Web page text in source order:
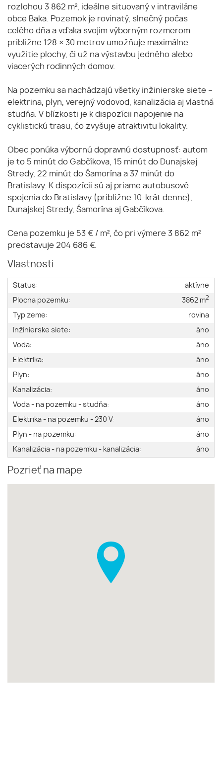
rozlohou 3 862 m², ideálne situovaný v intraviláne
obce Baka. Pozemok je rovinatý, slnečný počas
celého dňa a vďaka svojim výborným rozmerom
približne 128 × 30 metrov umožňuje maximálne
využitie plochy, či už na výstavbu jedného alebo
viacerých rodinných domov.
Na pozemku sa nachádzajú všetky inžinierske siete –
elektrina, plyn, verejný vodovod, kanalizácia aj vlastná
studňa. V blízkosti je k dispozícii napojenie na
cyklistickú trasu, čo zvyšuje atraktivitu lokality.
Obec ponúka výbornú dopravnú dostupnosť: autom
je to 5 minút do Gabčíkova, 15 minút do Dunajskej
Stredy, 22 minút do Šamorína a 37 minút do
Bratislavy. K dispozícii sú aj priame autobusové
spojenia do Bratislavy (približne 10-krát denne),
Dunajskej Stredy, Šamorína aj Gabčíkova.
Cena pozemku je 53 € / m², čo pri výmere 3 862 m²
predstavuje 204 686 €.
Vlastnosti
Status:
aktívne
Plocha pozemku:
3862 m2
Typ zeme:
rovina
Inžinierske siete:
áno
Voda:
áno
Elektrika:
áno
Plyn:
áno
Kanalizácia:
áno
Voda - na pozemku - studňa:
áno
Elektrika - na pozemku - 230 V:
áno
Plyn - na pozemku:
áno
Kanalizácia - na pozemku - kanalizácia:
áno
Pozrieť na mape